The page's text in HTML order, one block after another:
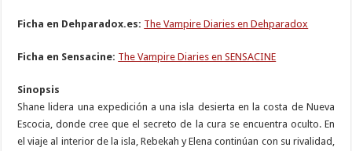
Ficha en Dehparadox.es: The Vampire Diaries en Dehparadox
Ficha en Sensacine: The Vampire Diaries en SENSACINE
Sinopsis
Shane lidera una expedición a una isla desierta en la costa de Nueva
Escocia, donde cree que el secreto de la cura se encuentra oculto. En
el viaje al interior de la isla, Rebekah y Elena continúan con su rivalidad,